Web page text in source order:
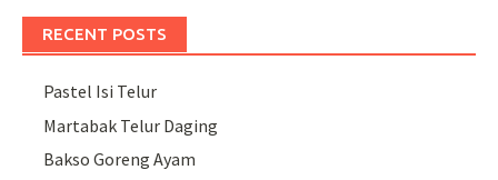
RECENT POSTS
Pastel Isi Telur
Martabak Telur Daging
Bakso Goreng Ayam